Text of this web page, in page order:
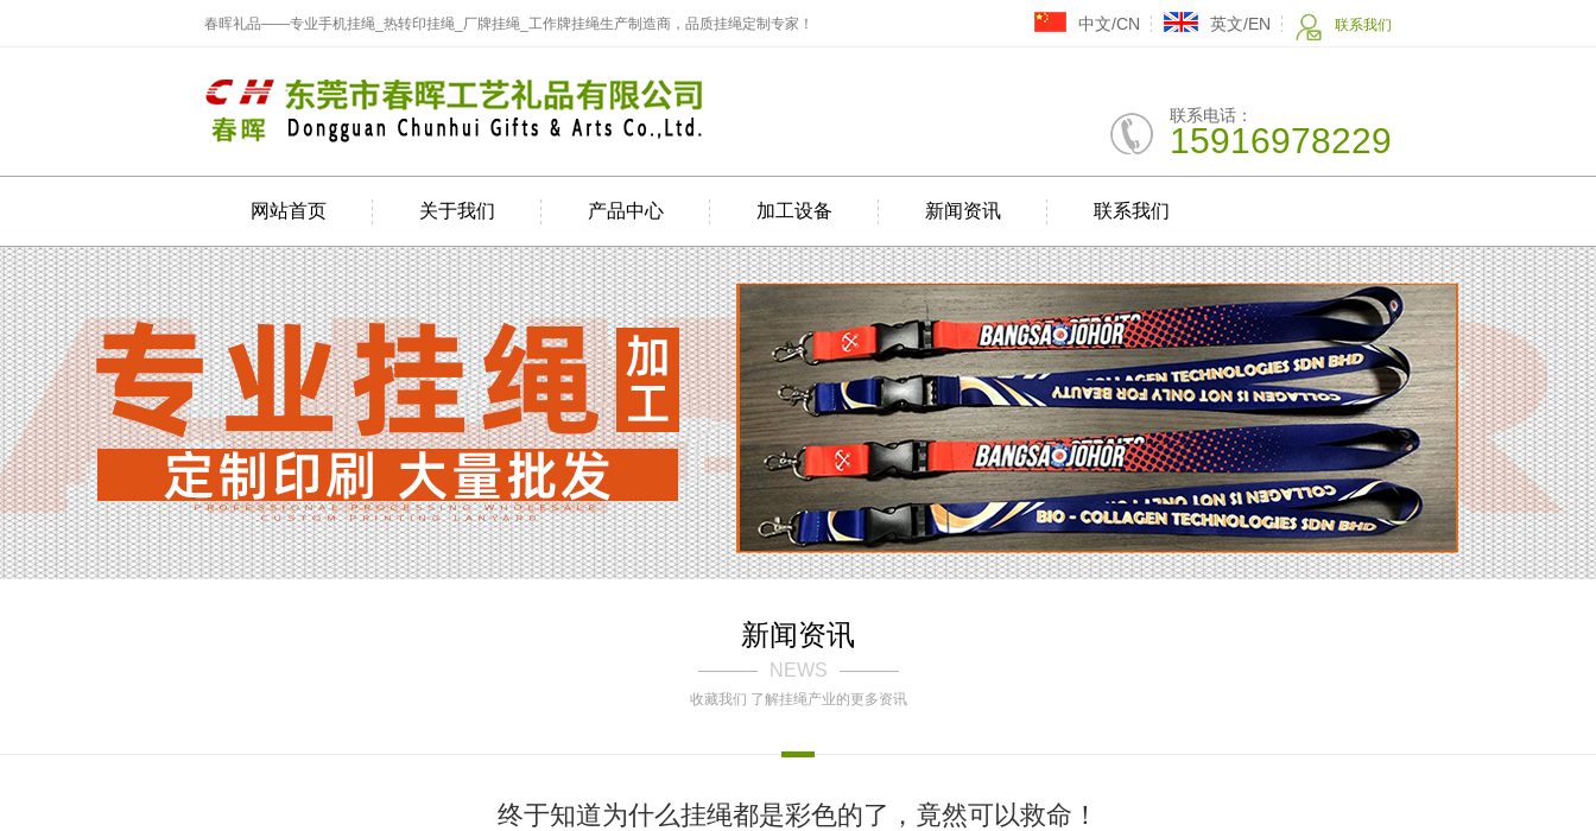
春晖礼品——专业手机挂绳_热转印挂绳_厂牌挂绳_工作牌挂绳生产制造商，品质挂绳定制专家！ 中文/CN 英文/EN 联系我们
联系电话：
15916978229
网站首页 关于我们 产品中心 加工设备 新闻资讯 联系我们
新闻资讯
NEWS
收藏我们 了解挂绳产业的更多资讯
终于知道为什么挂绳都是彩色的了，竟然可以救命！